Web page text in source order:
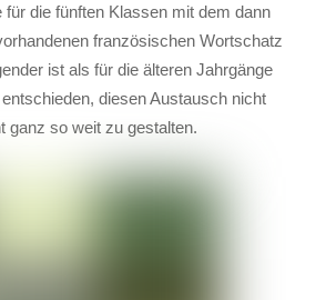
die fünften Klassen mit dem dann
französischen Wortschatz
ist als für die älteren Jahrgänge
diesen Austausch nicht
ganz so weit zu gestalten.